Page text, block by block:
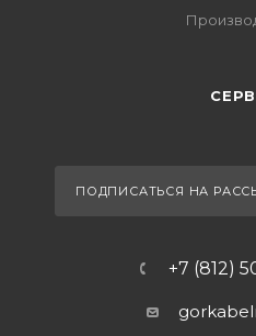
ПОДПИСАТЬСЯ НА
+7 (812)